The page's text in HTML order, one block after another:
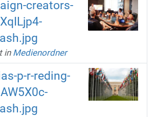
creators-
in Medienordner
p-r-reding-